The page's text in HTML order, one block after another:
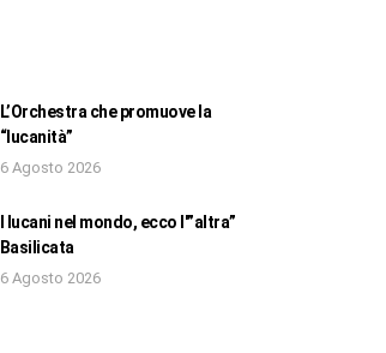
L’Orchestra che promuove la
“lucanità”
6 Agosto 2026
I lucani nel mondo, ecco l'”altra”
Basilicata
6 Agosto 2026